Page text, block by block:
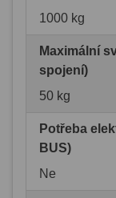
1000 kg
Maximální
spojení)
50 kg
Potřeba
BUS)
Ne